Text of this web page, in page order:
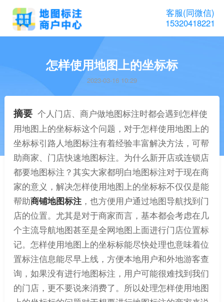
客服(同微信)
15320418221
怎样使用地图上的坐标标
2023-03-16 10:29
摘要 个人门店、商户做地图标注时都会遇到怎样使
用地图上的坐标标这个问题，对于怎样使用地图上的
坐标标引路人地图标注有着经验丰富解决方法，可帮
助商家、门店快速地图标注。为什么新开店或连锁店
都要地图标注？其实大家都明白地图标注对于现在商
家的意义，解决怎样使用地图上的坐标标不仅仅是能
帮助商铺地图标注，也方便用户通过地图导航找到门
店的位置。尤其是对于商家而言，基本都会考虑在几
个主流导航地图甚至是全网地图上面进行门店位置标
记。怎样使用地图上的坐标标能尽快处理也意味着位
置标注信息能尽早上线，方便本地用户和外地游客查
询，如果没有进行地图标注，用户可能很难找到我们
的门店，更不要说来消费了。所以处理怎样使用地图